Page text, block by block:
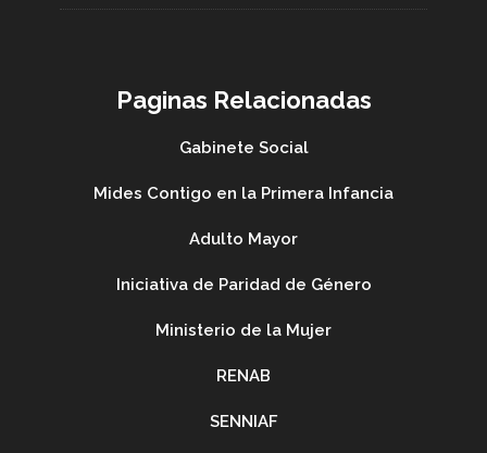
Paginas Relacionadas
Gabinete Social
Mides Contigo en la Primera Infancia
Adulto Mayor
Iniciativa de Paridad de Género
Ministerio de la Mujer
RENAB
SENNIAF